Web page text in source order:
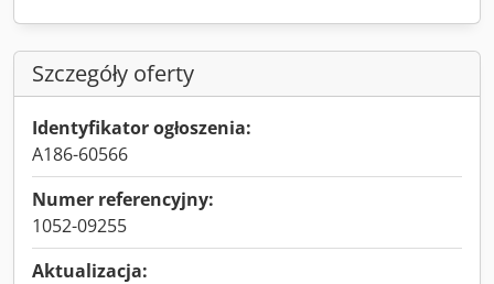
Szczegóły oferty
Identyfikator ogłoszenia:
A186-60566
Numer referencyjny:
1052-09255
Aktualizacja: